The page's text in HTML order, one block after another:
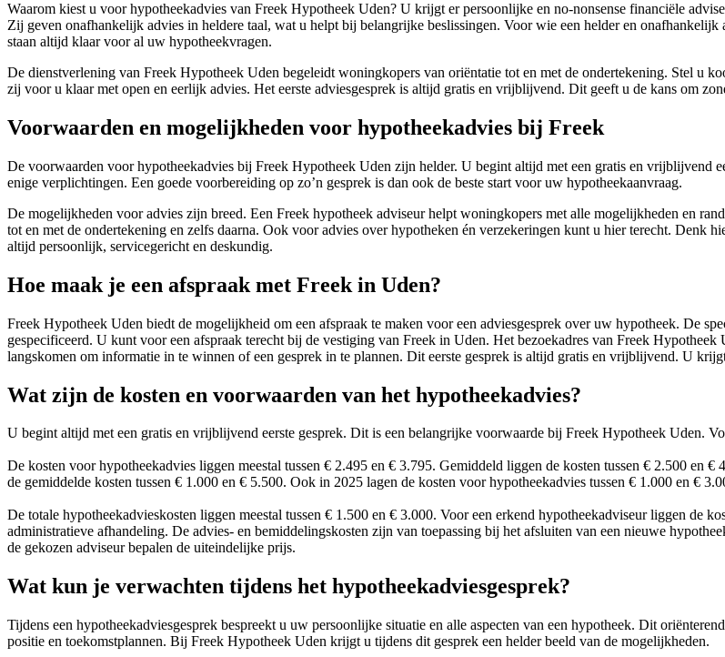
Waarom kiest u voor hypotheekadvies van Freek Hypotheek Uden? U krijgt er persoonlijke en no-nonsense financiële
Zij geven onafhankelijk advies in heldere taal, wat u helpt bij belangrijke beslissingen. Voor wie een helder en
staan altijd klaar voor al uw hypotheekvragen.
De dienstverlening van Freek Hypotheek Uden begeleidt woningkopers van oriëntatie tot en met de ondertekening. Stel u
zij voor u klaar met open en eerlijk advies. Het eerste adviesgesprek is altijd gratis en vrijblijvend. Dit geeft u de kans om
Voorwaarden en mogelijkheden voor hypotheekadvies bij Freek
De voorwaarden voor hypotheekadvies bij Freek Hypotheek Uden zijn helder. U begint altijd met een gratis en vrijblijvend
enige verplichtingen. Een goede voorbereiding op zo’n gesprek is dan ook de beste start voor uw hypotheekaanvraag.
De mogelijkheden voor advies zijn breed. Een Freek hypotheek adviseur helpt woningkopers met alle mogelijkheden en
tot en met de ondertekening en zelfs daarna. Ook voor advies over hypotheken én verzekeringen kunt u hier terecht. Denk
altijd persoonlijk, servicegericht en deskundig.
Hoe maak je een afspraak met Freek in Uden?
Freek Hypotheek Uden biedt de mogelijkheid om een afspraak te maken voor een adviesgesprek over uw hypotheek. De
gespecificeerd. U kunt voor een afspraak terecht bij de vestiging van Freek in Uden. Het bezoekadres van Freek
langskomen om informatie in te winnen of een gesprek in te plannen. Dit eerste gesprek is altijd gratis en vrijblijvend. U
Wat zijn de kosten en voorwaarden van het hypotheekadvies?
U begint altijd met een gratis en vrijblijvend eerste gesprek. Dit is een belangrijke voorwaarde bij Freek Hypotheek Uden.
De kosten voor hypotheekadvies liggen meestal tussen € 2.495 en € 3.795. Gemiddeld liggen de kosten tussen € 2.500 en
de gemiddelde kosten tussen € 1.000 en € 5.500. Ook in 2025 lagen de kosten voor hypotheekadvies tussen € 1.000 en €
De totale hypotheekadvieskosten liggen meestal tussen € 1.500 en € 3.000. Voor een erkend hypotheekadviseur liggen de
administratieve afhandeling. De advies- en bemiddelingskosten zijn van toepassing bij het afsluiten van een nieuwe
de gekozen adviseur bepalen de uiteindelijke prijs.
Wat kun je verwachten tijdens het hypotheekadviesgesprek?
Tijdens een hypotheekadviesgesprek bespreekt u uw persoonlijke situatie en alle aspecten van een hypotheek. Dit
positie en toekomstplannen. Bij Freek Hypotheek Uden krijgt u tijdens dit gesprek een helder beeld van de mogelijkheden.